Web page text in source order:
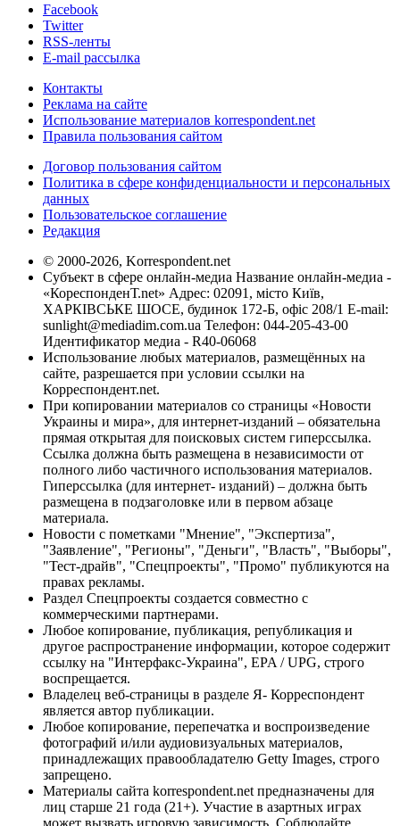
Facebook
Twitter
RSS-ленты
E-mail рассылка
Контакты
Реклама на сайте
Использование материалов korrespondent.net
Правила пользования сайтом
Договор пользования сайтом
Политика в сфере конфиденциальности и персональных
данных
Пользовательское соглашение
Редакция
© 2000-2026, Korrespondent.net
Субъект в сфере онлайн-медиа Название онлайн-медиа -
«КореспонденТ.net» Адрес: 02091, місто Київ,
ХАРКІВСЬКЕ ШОСЕ, будинок 172-Б, офіс 208/1 E-mail:
sunlight@mediadim.com.ua Телефон: 044-205-43-00
Идентификатор медиа - R40-06068
Использование любых материалов, размещённых на
сайте, разрешается при условии ссылки на
Корреспондент.net.
При копировании материалов со страницы «Новости
Украины и мира», для интернет-изданий – обязательна
прямая открытая для поисковых систем гиперссылка.
Ссылка должна быть размещена в независимости от
полного либо частичного использования материалов.
Гиперссылка (для интернет- изданий) – должна быть
размещена в подзаголовке или в первом абзаце
материала.
Новости с пометками "Мнение", "Экспертиза",
"Заявление", "Регионы", "Деньги", "Власть", "Выборы",
"Тест-драйв", "Спецпроекты", "Промо" публикуются на
правах рекламы.
Раздел Спецпроекты создается совместно с
коммерческими партнерами.
Любое копирование, публикация, републикация и
другое распространение информации, которое содержит
ссылку на "Интерфакс-Украина", EPA / UPG, строго
воспрещается.
Владелец веб-страницы в разделе Я- Корреспондент
является автор публикации.
Любое копирование, перепечатка и воспроизведение
фотографий и/или аудиовизуальных материалов,
принадлежащих правообладателю Getty Images, строго
запрещено.
Материалы сайта korrespondent.net предназначены для
лиц старше 21 года (21+). Участие в азартных играх
может вызвать игровую зависимость. Соблюдайте